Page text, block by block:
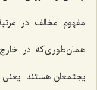
مفهوم مخالف در
همان‌طوری‌که در
یجتمعان هستند.